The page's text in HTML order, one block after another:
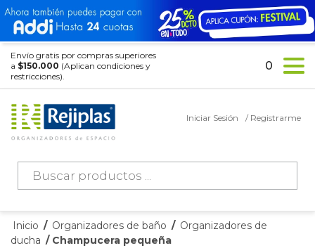
Envío gratis por compras superiores
a $150.000 (Aplican condiciones y
restricciones).
Búsqueda
productos
Iniciar Sesión / Registrarme
0
Inicio / Organizadores de baño / Organizadores de
ducha / Champucera pequeña